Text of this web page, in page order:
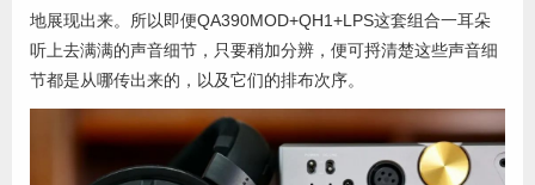
地展现出来。所以即便QA390MOD+QH1+LPS这套组合一耳朵
听上去满满的声音细节，只要稍加分辨，便可捋清楚这些声音细
节都是从哪传出来的，以及它们的排布次序。